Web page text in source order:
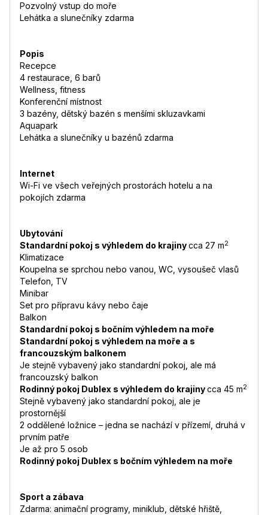
Pozvolný vstup do moře
Lehátka a slunečníky zdarma
Popis
Recepce
4 restaurace, 6 barů
Wellness, fitness
Konferenční místnost
3 bazény, dětský bazén s menšími skluzavkami
Aquapark
Lehátka a slunečníky u bazénů zdarma
Internet
Wi-Fi ve všech veřejných prostorách hotelu a na
pokojích zdarma
Ubytování
Standardní pokoj s výhledem do krajinycca 27 m2
Klimatizace
Koupelna se sprchou nebo vanou, WC, vysoušeč vlasů
Telefon, TV
Minibar
Set pro přípravu kávy nebo čaje
Balkon
Standardní pokoj s bočním výhledem na moře
Standardní pokoj s výhledem na moře a s
francouzským balkonem
Je stejně vybavený jako standardní pokoj, ale má
francouzský balkon
Rodinný pokoj Dublex s výhledem do krajinycca 45 m2
Stejně vybavený jako standardní pokoj, ale je
prostornější
2 oddělené ložnice –⁠⁠⁠⁠⁠⁠ jedna se nachází v přízemí, druhá v
prvním patře
Je až pro 5 osob
Rodinný pokoj Dublex s bočním výhledem na moře
Sport a zábava
Zdarma: animační programy, miniklub, dětské hřiště,